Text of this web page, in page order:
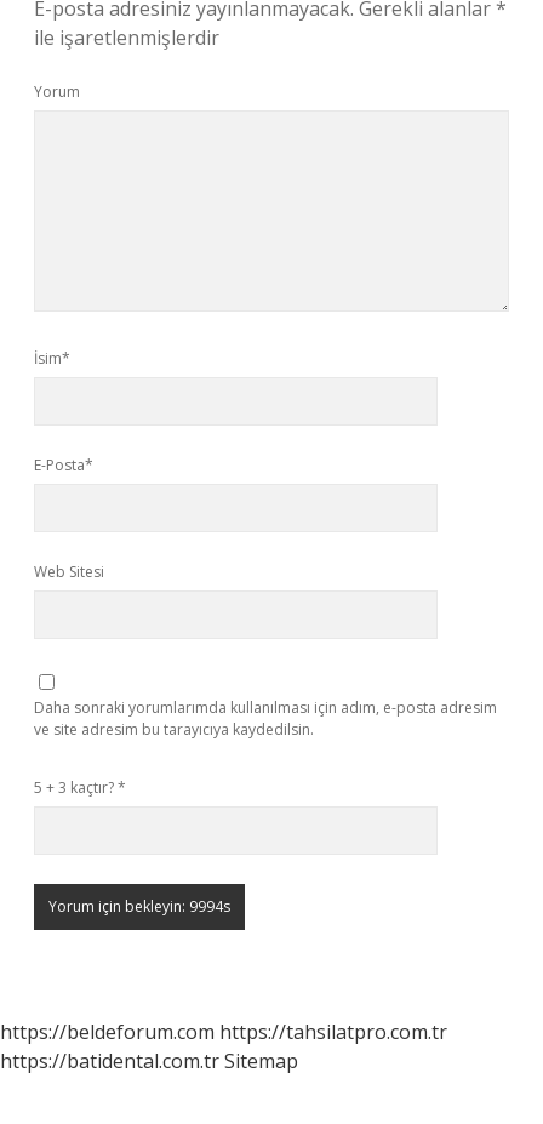
E-posta adresiniz yayınlanmayacak. Gerekli alanlar*
ile işaretlenmişlerdir
Yorum
İsim*
E-Posta*
Web Sitesi
Daha sonraki yorumlarımda kullanılması için adım, e-posta adresim
ve site adresim bu tarayıcıya kaydedilsin.
5 + 3 kaçtır?*
https://beldeforum.com https://tahsilatpro.com.tr
https://batidental.com.trSitemap